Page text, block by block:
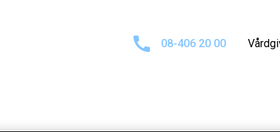
08-406 20 00